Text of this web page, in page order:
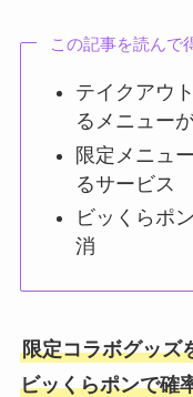
この記事を読んで
テイクアウ
るメニュー
限定メニュ
るサービス
ビッくらポ
消
限定コラボグッズ
ビッくらポンで確